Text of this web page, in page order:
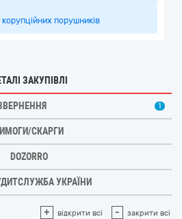
корупційних порушників
ЗАКУПІВЛІ
1
СКАРГИ
DOZORRO
УКРАЇНИ
+ відкрити всі - закрити всі